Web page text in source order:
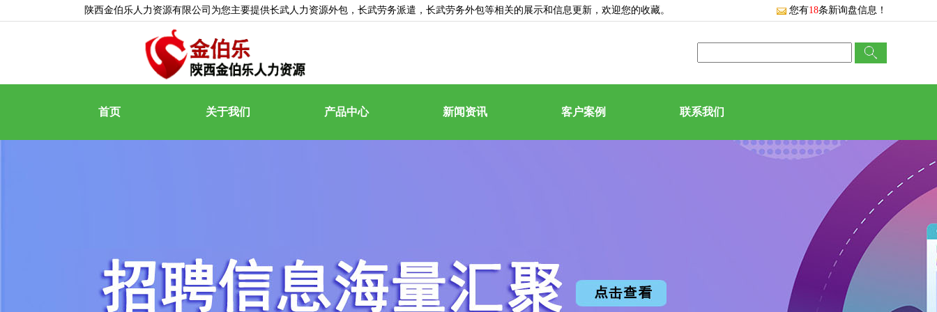
陕西金伯乐人力资源有限公司为您主要提供长武人力资源外包 ，长武劳务派遣，长武劳务外包等相关的展示和信息更新，欢迎您的收藏。 您有18条新询盘信息！
首页 关于我们 产品中心 新闻资讯 客户案例 联系我们